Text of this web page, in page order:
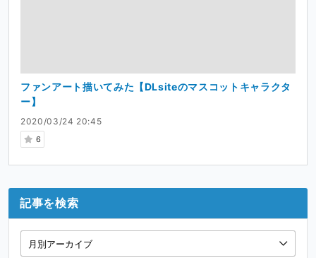
2020/03/24 20:45
6
ファンアート描いてみた【DLsiteのマスコットキャラクタ
ー】
記事を検索